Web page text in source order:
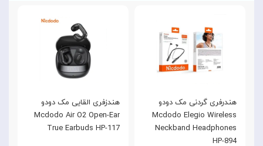
هندزفری القایی مک دودو
Mcdodo Air O2 Open-Ear
True Earbuds HP-117
هندرفری گردنی مک دودو
Mcdodo Elegio Wireless
Neckband Headphones
HP-894